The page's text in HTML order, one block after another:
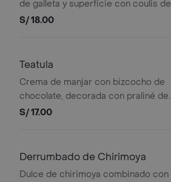
de galleta y superficie con coulis de
fresa.
S/ 18.00
Teatula
Crema de manjar con bizcocho de
chocolate, decorada con praliné de
pecanas.
S/ 17.00
Derrumbado de Chirimoya
Dulce de chirimoya combinado con